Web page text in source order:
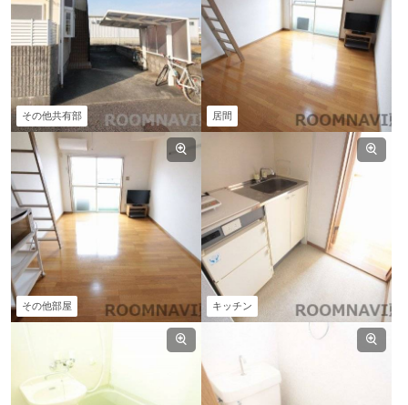
その他共有部 居間
その他部屋 キッチン